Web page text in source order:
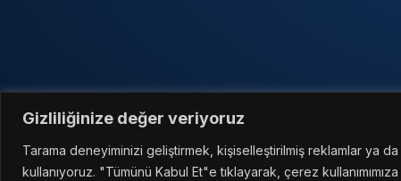
Gizliliğinize değer veriyoruz
Tarama deneyiminizi geliştirmek, kişiselleştirilmiş reklamlar ya
kullanıyoruz. "Tümünü Kabul Et"e tıklayarak, çerez